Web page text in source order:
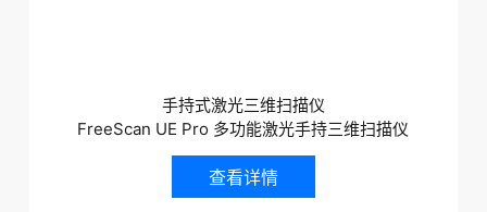
手持式激光三维扫描仪
FreeScan UE Pro 多功能激光手持三维扫描仪
查看详情